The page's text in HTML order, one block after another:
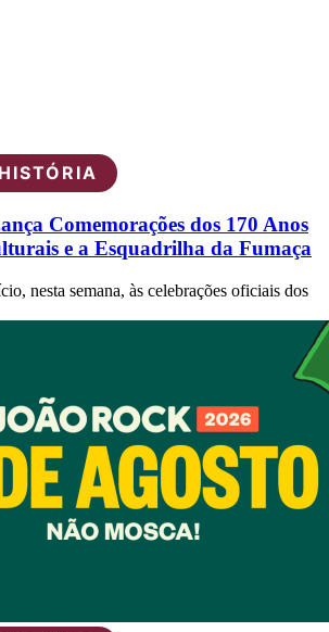
Comemorações dos 170 Anos
e a Esquadrilha da Fumaça
nesta semana, às celebrações oficiais dos